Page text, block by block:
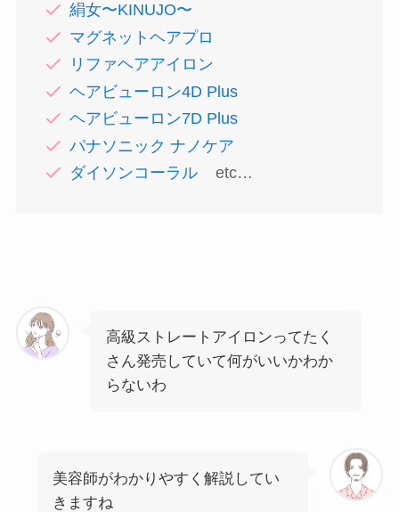
絹女〜KINUJO〜
マグネットヘアプロ
リファヘアアイロン
ヘアビューロン4D Plus
ヘアビューロン7D Plus
パナソニック ナノケア
ダイソンコーラル etc…
高級ストレートアイロンってたく
さん発売していて何がいいかわか
らないわ
美容師がわかりやすく解説してい
きますね